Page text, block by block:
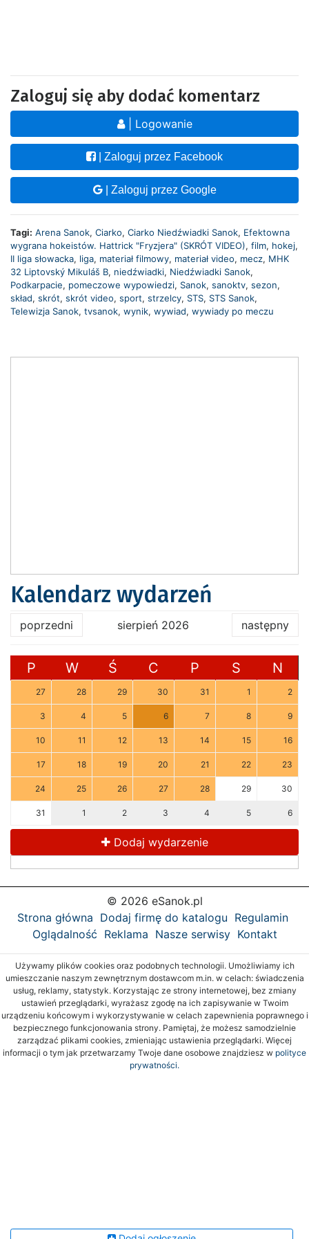
Zaloguj się aby dodać komentarz
| Logowanie
| Zaloguj przez Facebook
| Zaloguj przez Google
Tagi: Arena Sanok, Ciarko, Ciarko Niedźwiadki Sanok, Efektowna
wygrana hokeistów. Hattrick "Fryzjera" (SKRÓT VIDEO), film, hokej,
II liga słowacka, liga, materiał filmowy, materiał video, mecz, MHK
32 Liptovský Mikuláš B, niedźwiadki, Niedźwiadki Sanok,
Podkarpacie, pomeczowe wypowiedzi, Sanok, sanoktv, sezon,
skład, skrót, skrót video, sport, strzelcy, STS, STS Sanok,
Telewizja Sanok, tvsanok, wynik, wywiad, wywiady po meczu
Kalendarz wydarzeń
poprzedni sierpień 2026 następny
P W Ś C P S N
27 28 29 30 31 1 2
3 4 5 6 7 8 9
10 11 12 13 14 15 16
17 18 19 20 21 22 23
24 25 26 27 28 29 30
31 1 2 3 4 5 6
Dodaj wydarzenie
© 2026 eSanok.pl
Strona główna Dodaj firmę do katalogu Regulamin
Oglądalność Reklama Nasze serwisy Kontakt
Używamy plików cookies oraz podobnych technologii. Umożliwiamy ich
umieszczanie naszym zewnętrznym dostawcom m.in. w celach: świadczenia
usług, reklamy, statystyk. Korzystając ze strony internetowej, bez zmiany
ustawień przeglądarki, wyrażasz zgodę na ich zapisywanie w Twoim
urządzeniu końcowym i wykorzystywanie w celach zapewnienia poprawnego i
bezpiecznego funkcjonowania strony. Pamiętaj, że możesz samodzielnie
zarządzać plikami cookies, zmieniając ustawienia przeglądarki. Więcej
informacji o tym jak przetwarzamy Twoje dane osobowe znajdziesz w polityce
prywatności.